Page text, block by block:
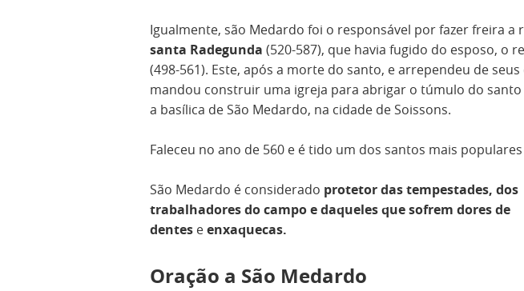
Igualmente, são Medardo foi o responsável por fazer freira a
santa Radegunda (520-587), que havia fugido do esposo, o
(498-561). Este, após a morte do santo, e arrependeu de
mandou construir uma igreja para abrigar o túmulo do santo
a basílica de São Medardo, na cidade de Soissons.
Faleceu no ano de 560 e é tido um dos santos mais
São Medardo é considerado protetor das tempestades, dos
trabalhadores do campo e daqueles que sofrem dores de
dentes eenxaquecas.
Oração a São Medardo